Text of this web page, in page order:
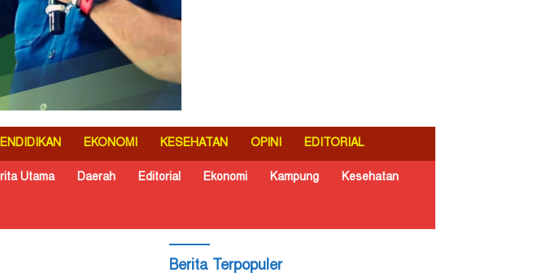
EKONOMI KESEHATAN OPINI EDITORIAL
Utama Daerah Editorial Ekonomi Kampung Kesehatan
Berita Terpopuler